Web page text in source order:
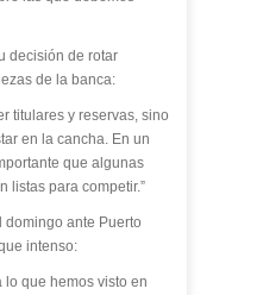
decisión de rotar
de la banca:
titulares y reservas, sino
en la cancha. En un
que algunas
listas para competir.”
ante Puerto
intenso:
lo que hemos visto en